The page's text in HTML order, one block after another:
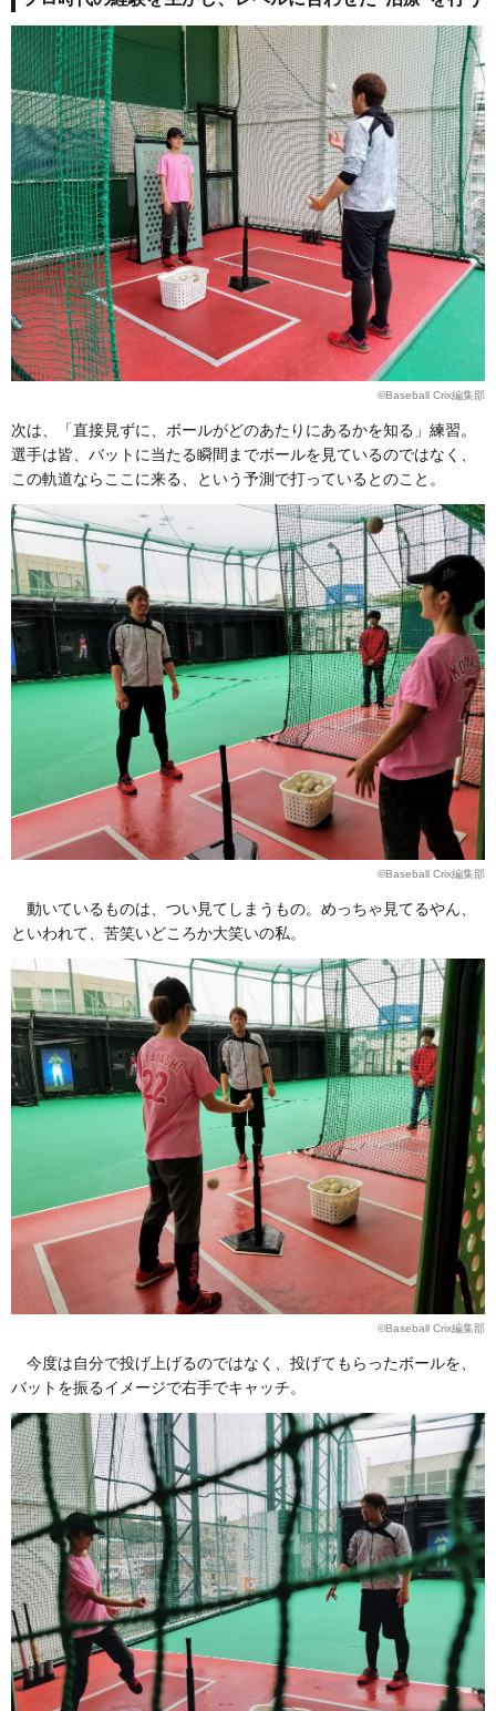
©Baseball Crix編集部
次は、「直接見ずに、ボールがどのあたりにあるかを知る」練習。
選手は皆、バットに当たる瞬間までボールを見ているのではなく、
この軌道ならここに来る、という予測で打っているとのこと。
©Baseball Crix編集部
動いているものは、つい見てしまうもの。めっちゃ見てるやん、
といわれて、苦笑いどころか大笑いの私。
©Baseball Crix編集部
今度は自分で投げ上げるのではなく、投げてもらったボールを、
バットを振るイメージで右手でキャッチ。